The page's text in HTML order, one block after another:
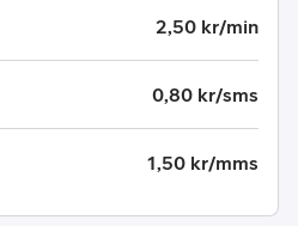
2,50 kr/min
0,80 kr/sms
1,50 kr/mms